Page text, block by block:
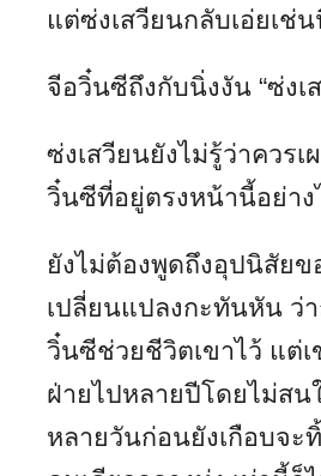
แต่ซ่งเสวียนกลับเอ่ยเช่
จีอวิ๋นซีถึงกับนิ่งงัน “ซ่งเ
ซ่งเสวียนยังไม่รู้ว่าควร
วิ๋นซีที่อยู่ตรงหน้านี้อย่าง
ยังไม่ต้องพูดถึงอุปนิสัย
เปลี่ยนแปลงกะทันหัน ว่
วิ๋นซีช่วยชีวิตเขาไว้ แต่
ฝ่ายไปหลายปีโดยไม่สน
หลายวันก่อนยังเกือบจะ